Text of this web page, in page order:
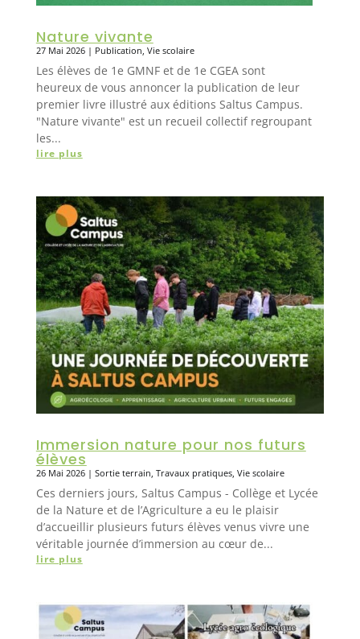
Nature vivante
27 Mai 2026| Publication Vie scolaire
Les élèves de 1e GMNF et de 1e CGEA sont
heureux de vous annoncer la publication de leur
premier livre illustré aux éditions Saltus Campus.
"Nature vivante" est un recueil collectif regroupant
les...
lire plus
Immersion nature pour nos futurs
élèves
26 Mai 2026| Sortie terrain Travaux pratiques, Vie scolaire
Ces derniers jours, Saltus Campus - Collège et Lycée
de la Nature et de l’Agriculture a eu le plaisir
d’accueillir plusieurs futurs élèves venus vivre une
véritable journée d’immersion au cœur de...
lire plus